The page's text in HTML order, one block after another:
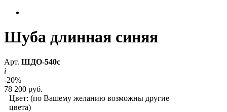
Шуба длинная синяя
Арт. ШДО-540с
i
-20%
78 200 руб.
Цвет: (по Вашему желанию возможны другие
цвета)